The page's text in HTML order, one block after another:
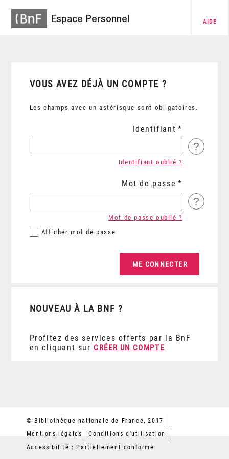
Espace Personnel AIDE
VOUS AVEZ DÉJÀ UN COMPTE ?
Les champs avec un astérisque sont obligatoires.
Identifiant
?
Identifiant oublié ?
Mot de passe
?
Afficher mot de passe
Mot de passe oublié ?
NOUVEAU À LA BNF ?
Profitez des services offerts par la BnF
en cliquant sur CRÉER UN COMPTE
© Bibliothèque nationale de France, 2017
Mentions légales
Conditions d'utilisation
Accessibilité : Partiellement conforme